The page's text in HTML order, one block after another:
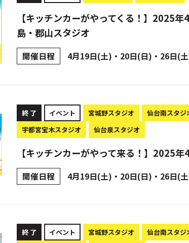
【キッチンカーがやってくる！】2025
島・郡山スタジオ
開催日程 4月19日(土)・20日(日)・26日(
終 了 イベント 宮城野スタジオ 仙台南スタジ
宇都宮宝木スタジオ
仙台泉スタジオ
【キッチンカーがやって来る！】2025
開催日程 4月19日(土)・20日(日)・26日(
終 了 イベント 宮城野スタジオ 仙台南スタジ